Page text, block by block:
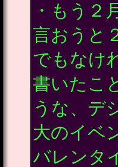
・もう２
言おうと
でもなけ
書いたこ
うな、デ
大のイベ
バレンタ